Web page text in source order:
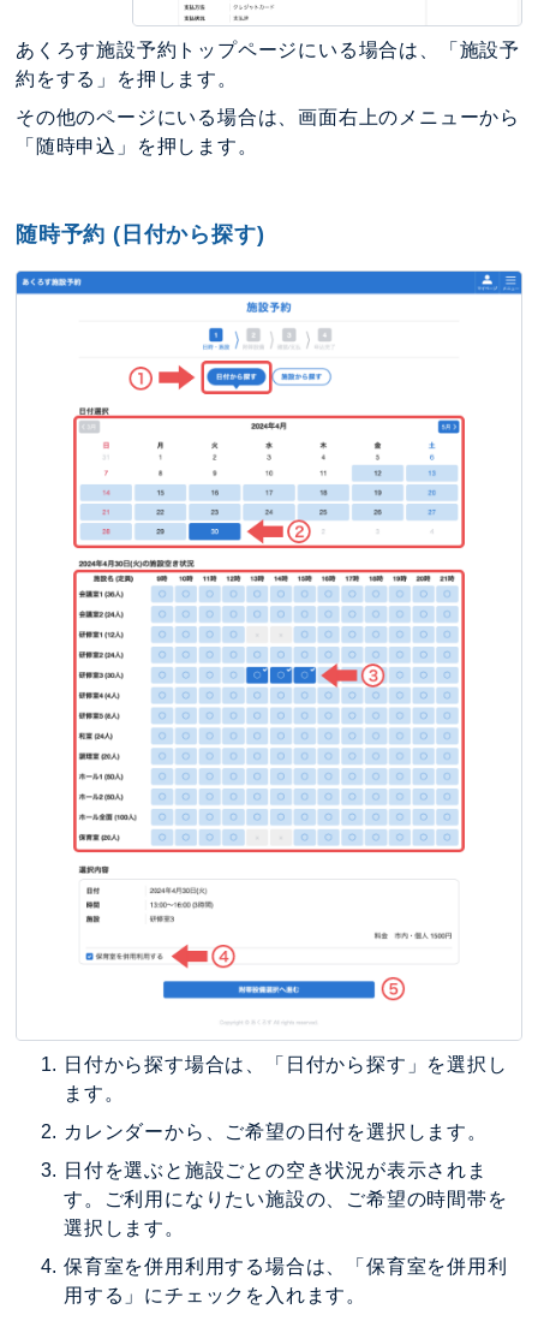
あくろす施設予約トップページにいる場合は、「施設予
約をする」を押します。
その他のページにいる場合は、画面右上のメニューから
「随時申込」を押します。
随時予約 (日付から探す)
日付から探す場合は、「日付から探す」を選択し
ます。
カレンダーから、ご希望の日付を選択します。
日付を選ぶと施設ごとの空き状況が表示されま
す。ご利用になりたい施設の、ご希望の時間帯を
選択します。
保育室を併用利用する場合は、「保育室を併用利
用する」にチェックを入れます。